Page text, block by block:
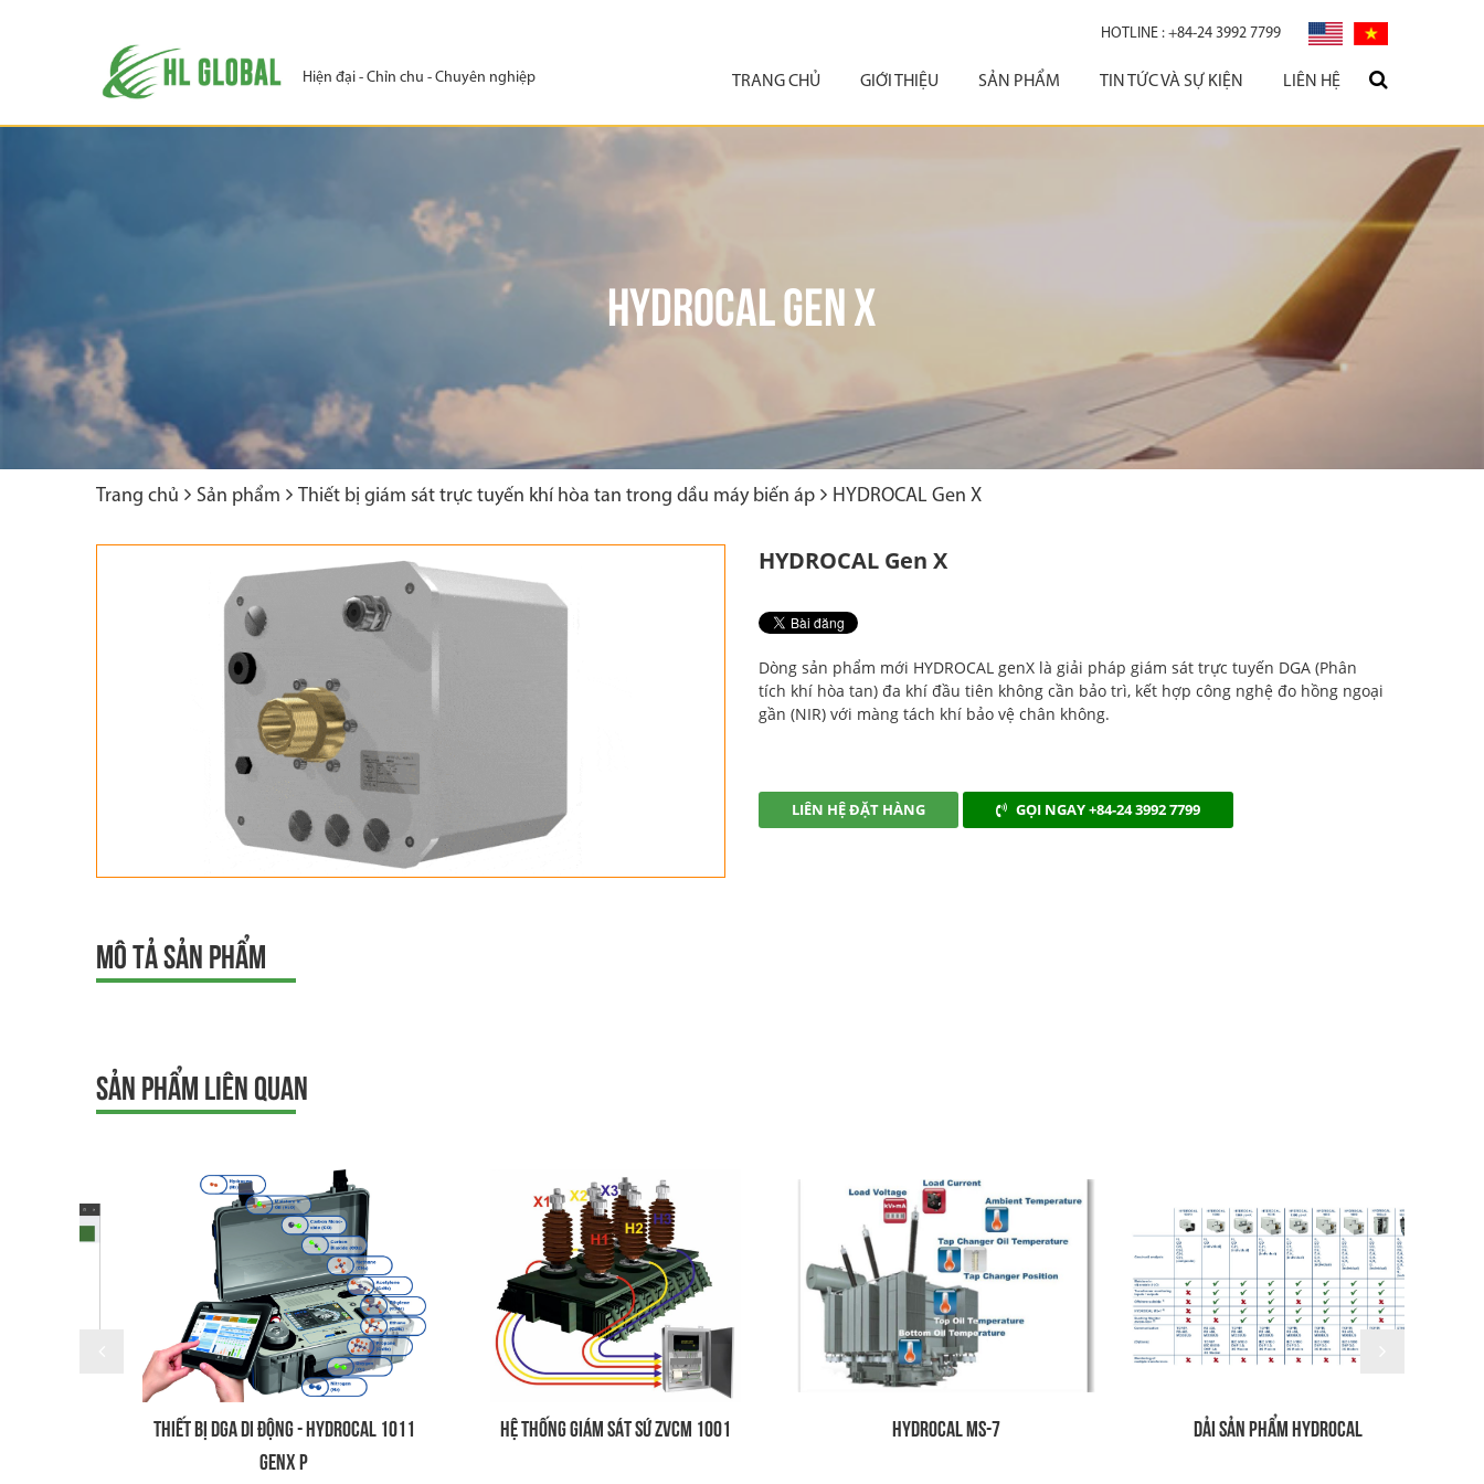
Hiện đại - Chỉn chu - Chuyên nghiệp
HOTLINE : +84-24 3992 7799
TRANG CHỦ GIỚI THIỆU SẢN PHẨM TIN TỨC VÀ SỰ KIỆN LIÊN HỆ
HYDROCAL GEN X
Trang chủ Sản phẩm Thiết bị giám sát trực tuyến khí hòa tan trong dầu máy biến áp HYDROCAL Gen X
HYDROCAL Gen X
Dòng sản phẩm mới HYDROCAL genX là giải pháp giám sát trực tuyến DGA (Phân
tích khí hòa tan) đa khí đầu tiên không cần bảo trì, kết hợp công nghệ đo hồng ngoại
gần (NIR) với màng tách khí bảo vệ chân không.
LIÊN HỆ ĐẶT HÀNG GỌI NGAY +84-24 3992 7799
MÔ TẢ SẢN PHẨM
SẢN PHẨM LIÊN QUAN
THIẾT BỊ DGA DI ĐỘNG - HYDROCAL 1011
GENX P
HỆ THỐNG GIÁM SÁT SỨ ZVCM 1001 HYDROCAL MS-7 DẢI SẢN PHẨM HYDROCAL